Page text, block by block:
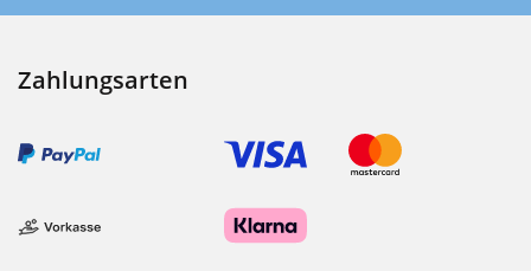
Zahlungsarten